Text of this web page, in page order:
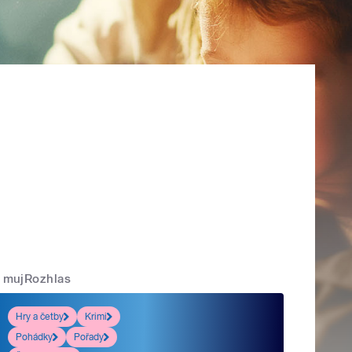
mujRozhlas
Hry a četby
Krimi
Pohádky
Pořady